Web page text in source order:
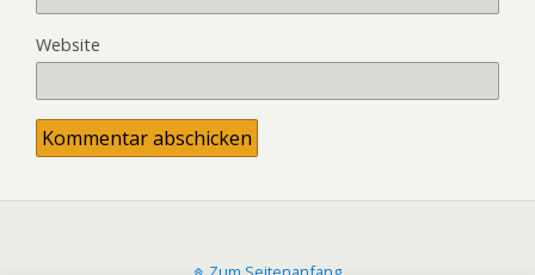
Website